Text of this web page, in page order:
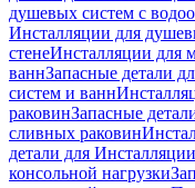
душевых систем с
Инсталляции для
стенеИнсталляции для
ваннЗапасные детали
систем и ванн
раковинЗапасные
сливных раковин
детали для
консольной нагрузки